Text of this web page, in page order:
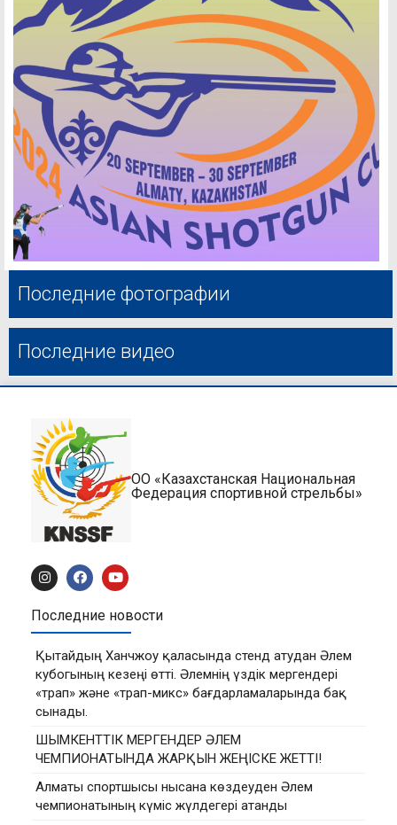
Последние фотографии
Последние видео
ОО «Казахстанская Национальная
Федерация спортивной стрельбы»
Последние новости
Қытайдың Ханчжоу қаласында стенд атудан Әлем
кубогының кезеңі өтті. Әлемнің үздік мергендері
«трап» және «трап-микс» бағдарламаларында бақ
сынады.
ШЫМКЕНТТІК МЕРГЕНДЕР ӘЛЕМ
ЧЕМПИОНАТЫНДА ЖАРҚЫН ЖЕҢІСКЕ ЖЕТТІ!
Алматы спортшысы нысана көздеуден Әлем
чемпионатының күміс жүлдегері атанды